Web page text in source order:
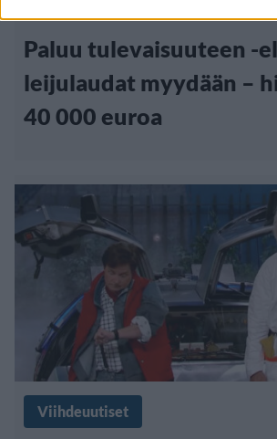
Paluu tulevaisuuteen -
leijulaudat myydään –
40 000 euroa
Viihdeuutiset